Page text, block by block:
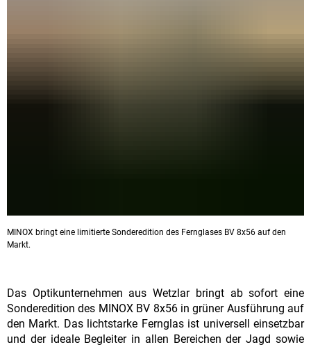
MINOX bringt eine limitierte Sonderedition des Fernglases BV 8x56 auf den
Markt.
Das Optikunternehmen aus Wetzlar bringt ab sofort eine
Sonderedition des MINOX BV 8x56 in grüner Ausführung auf
den Markt. Das lichtstarke Fernglas ist universell einsetzbar
und der ideale Begleiter in allen Bereichen der Jagd sowie